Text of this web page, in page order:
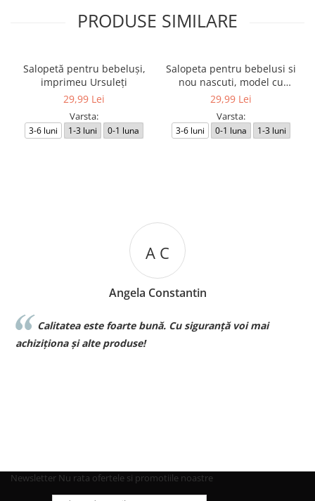
PRODUSE SIMILARE
Salopetă pentru bebeluși,
imprimeu Ursuleți
29,99 Lei
Varsta:
3-6 luni 1-3 luni 0-1 luna
Salopeta pentru bebelusi si
nou nascuti, model cu
Ursuleti
29,99 Lei
Varsta:
3-6 luni 0-1 luna 1-3 luni
A C
Angela Constantin
Calitatea este foarte bună. Cu siguranță voi mai
achiziționa și alte produse!
Newsletter Nu rata ofertele si promotiile noastre